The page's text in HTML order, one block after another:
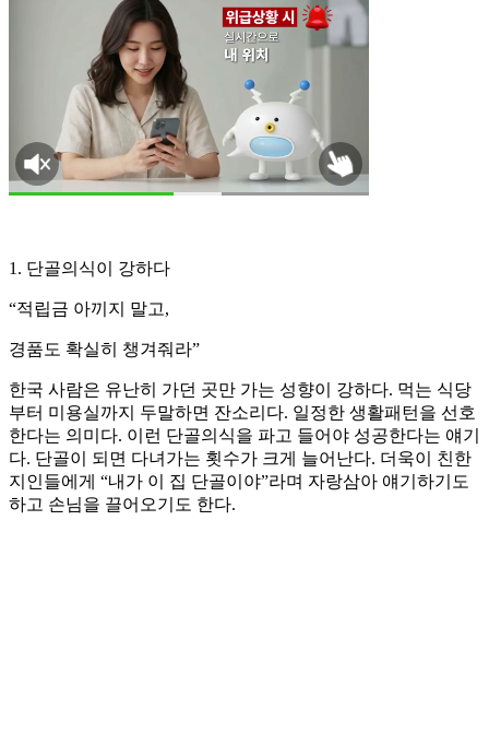
1. 단골의식이 강하다
“적립금 아끼지 말고,
경품도 확실히 챙겨줘라”
한국 사람은 유난히 가던 곳만 가는 성향이 강하다. 먹는 식당
부터 미용실까지 두말하면 잔소리다. 일정한 생활패턴을 선호
한다는 의미다. 이런 단골의식을 파고 들어야 성공한다는 얘기
다. 단골이 되면 다녀가는 횟수가 크게 늘어난다. 더욱이 친한
지인들에게 “내가 이 집 단골이야”라며 자랑삼아 얘기하기도
하고 손님을 끌어오기도 한다.